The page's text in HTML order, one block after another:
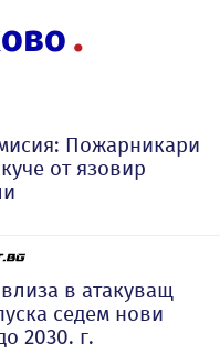
Пожарникари
от язовир
в атакуващ
седем нови
2030. г.